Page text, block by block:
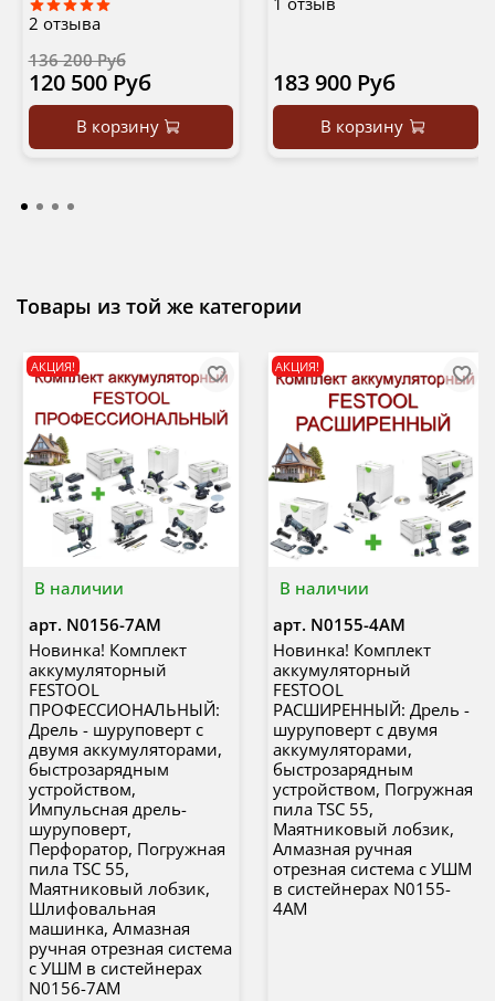
2 отзыва
136 200 Руб
120 500 Руб
В корзину
183 900 Руб
В корзину
Товары из той же категории
В наличии
АКЦИЯ!
арт. N0156-7AM
Новинка! Комплект
аккумуляторный
FESTOOL
ПРОФЕССИОНАЛЬНЫЙ:
Дрель - шуруповерт с
двумя аккумуляторами,
быстрозарядным
устройством,
Импульсная дрель-
шуруповерт,
Перфоратор, Погружная
пила TSC 55,
Маятниковый лобзик,
Шлифовальная
машинка, Алмазная
ручная отрезная система
с УШМ в систейнерах
N0156-7AM
В наличии
АКЦИЯ!
арт. N0155-4AM
Новинка! Комплект
аккумуляторный
FESTOOL
РАСШИРЕННЫЙ: Дрель -
шуруповерт с двумя
аккумуляторами,
быстрозарядным
устройством, Погружная
пила TSC 55,
Маятниковый лобзик,
Алмазная ручная
отрезная система с УШМ
в систейнерах N0155-
4AM